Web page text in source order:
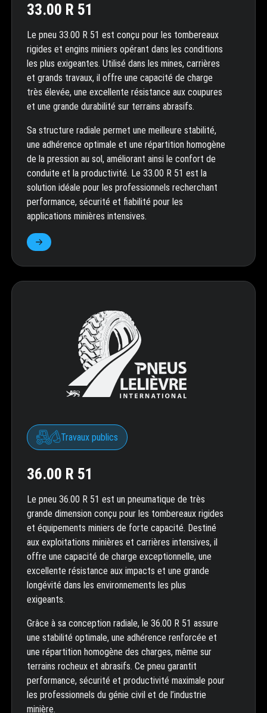
33.00 R 51
Le pneu 33.00 R 51 est conçu pour les tombereaux
rigides et engins miniers opérant dans les conditions
les plus exigeantes. Utilisé dans les mines, carrières
et grands travaux, il offre une capacité de charge
très élevée, une excellente résistance aux coupures
et une grande durabilité sur terrains abrasifs.
Sa structure radiale permet une meilleure stabilité,
une adhérence optimale et une répartition homogène
de la pression au sol, améliorant ainsi le confort de
conduite et la productivité. Le 33.00 R 51 est la
solution idéale pour les professionnels recherchant
performance, sécurité et fiabilité pour les
applications minières intensives.
Travaux publics
36.00 R 51
Le pneu 36.00 R 51 est un pneumatique de très
grande dimension conçu pour les tombereaux rigides
et équipements miniers de forte capacité. Destiné
aux exploitations minières et carrières intensives, il
offre une capacité de charge exceptionnelle, une
excellente résistance aux impacts et une grande
longévité dans les environnements les plus
exigeants.
Grâce à sa conception radiale, le 36.00 R 51 assure
une stabilité optimale, une adhérence renforcée et
une répartition homogène des charges, même sur
terrains rocheux et abrasifs. Ce pneu garantit
performance, sécurité et productivité maximale pour
les professionnels du génie civil et de l’industrie
minière.